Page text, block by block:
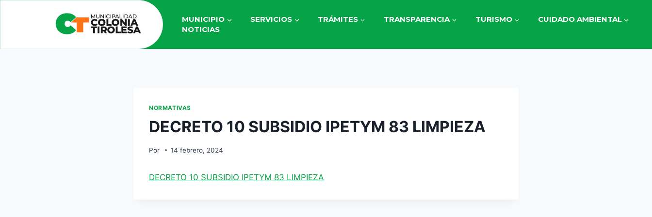
MUNICIPIO SERVICIOS TRÁMITES TRANSPARENCIA TURISMO
CUIDADO AMBIENTAL
NOTICIAS
NORMATIVAS
DECRETO 10 SUBSIDIO IPETYM 83 LIMPIEZA
Por 14 febrero, 2024
DECRETO 10 SUBSIDIO IPETYM 83 LIMPIEZA